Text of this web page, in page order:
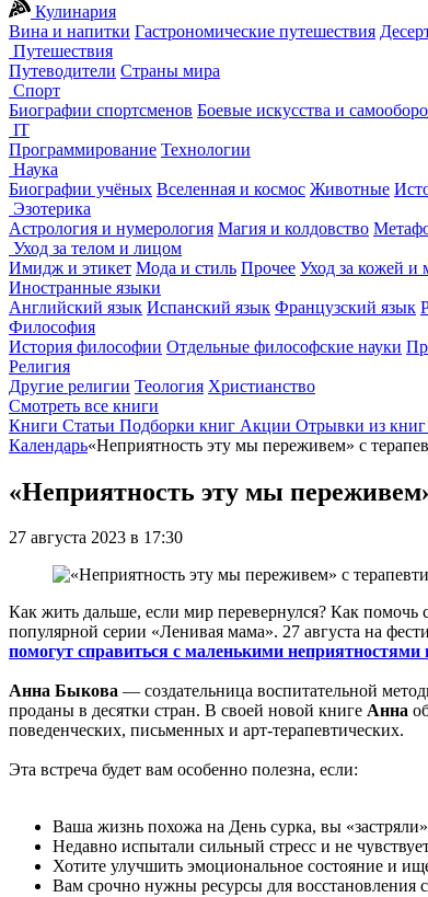
Кулинария
Вина и напитки Гастрономические путешествия
Путешествия
Путеводители Страны мира
Спорт
Биографии спортсменов Боевые искусства и
IT
Программирование Технологии
Наука
Биографии учёных Вселенная и космос Животные
Эзотерика
Астрология и нумерология Магия и колдовство
Уход за телом и лицом
Имидж и этикет Мода и стиль Прочее Уход за кожей и
Иностранные языки
Английский язык Испанский язык Французский язык
Философия
История философии Отдельные философские науки
Религия
Другие религии Теология Христианство
Смотреть все книги
Книги Статьи Подборки книг Акции Отрывки из книг
Календарь«Неприятность эту мы переживем» с
«Неприятность эту мы
27 августа 2023 в 17:30
Как жить дальше, если мир перевернулся? Как
популярной серии «Ленивая мама». 27 августа на
помогут справиться с маленькими неприятностями
Анна Быкова — создательница воспитательной
проданы в десятки стран. В своей новой книге Анна
поведенческих, письменных и арт-терапевтических.
Эта встреча будет вам особенно полезна, если:
Ваша жизнь похожа на День сурка, вы
Недавно испытали сильный стресс и не
Хотите улучшить эмоциональное состояние и
Вам срочно нужны ресурсы для восстановления